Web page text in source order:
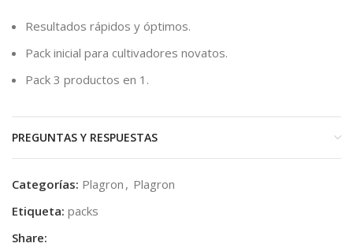
Resultados rápidos y óptimos.
Pack inicial para cultivadores novatos.
Pack 3 productos en 1.
PREGUNTAS Y RESPUESTAS
Categorías: Plagron , Plagron
Etiqueta: packs
Share: